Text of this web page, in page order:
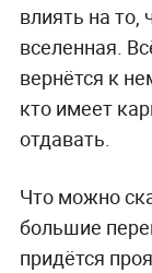
влиять на то,
вселенная.
вернётся к
кто имеет
отдавать.
Что можно
большие
придётся